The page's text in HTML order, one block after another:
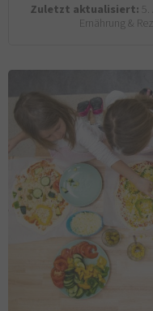
Zuletzt aktualisiert:
Ernährung &